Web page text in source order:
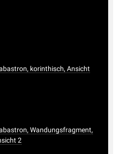
korinthisch, Ansicht
Wandungsfragment,
2